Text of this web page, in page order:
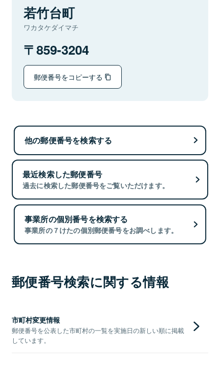
若竹台町
ワカタケダイマチ
859-3204
郵便番号をコピーする
他の郵便番号を検索する
最近検索した郵便番号
過去に検索した郵便番号をご覧いただけます。
事業所の個別番号を検索する
事業所の７けたの個別郵便番号をお調べします。
郵便番号検索に関する情報
市町村変更情報
郵便番号を公表した市町村の一覧を実施日の新しい順に掲載
しています。